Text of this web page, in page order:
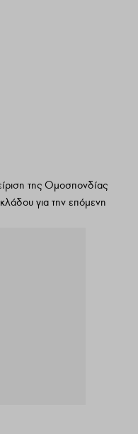
της Ομοσπονδίας
για την επόμενη